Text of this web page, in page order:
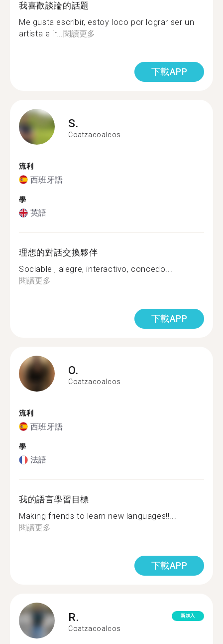
我喜歡談論的話題
Me gusta escribir, estoy loco por lograr ser un
artista e ir...閱讀更多
下載APP
S.
Coatzacoalcos
流利
西班牙語
學
英語
理想的對話交換夥伴
Sociable , alegre, interactivo, concedo...
閱讀更多
下載APP
O.
Coatzacoalcos
流利
西班牙語
學
法語
我的語言學習目標
Making friends to learn new languages!!...
閱讀更多
下載APP
R.
Coatzacoalcos
新加入